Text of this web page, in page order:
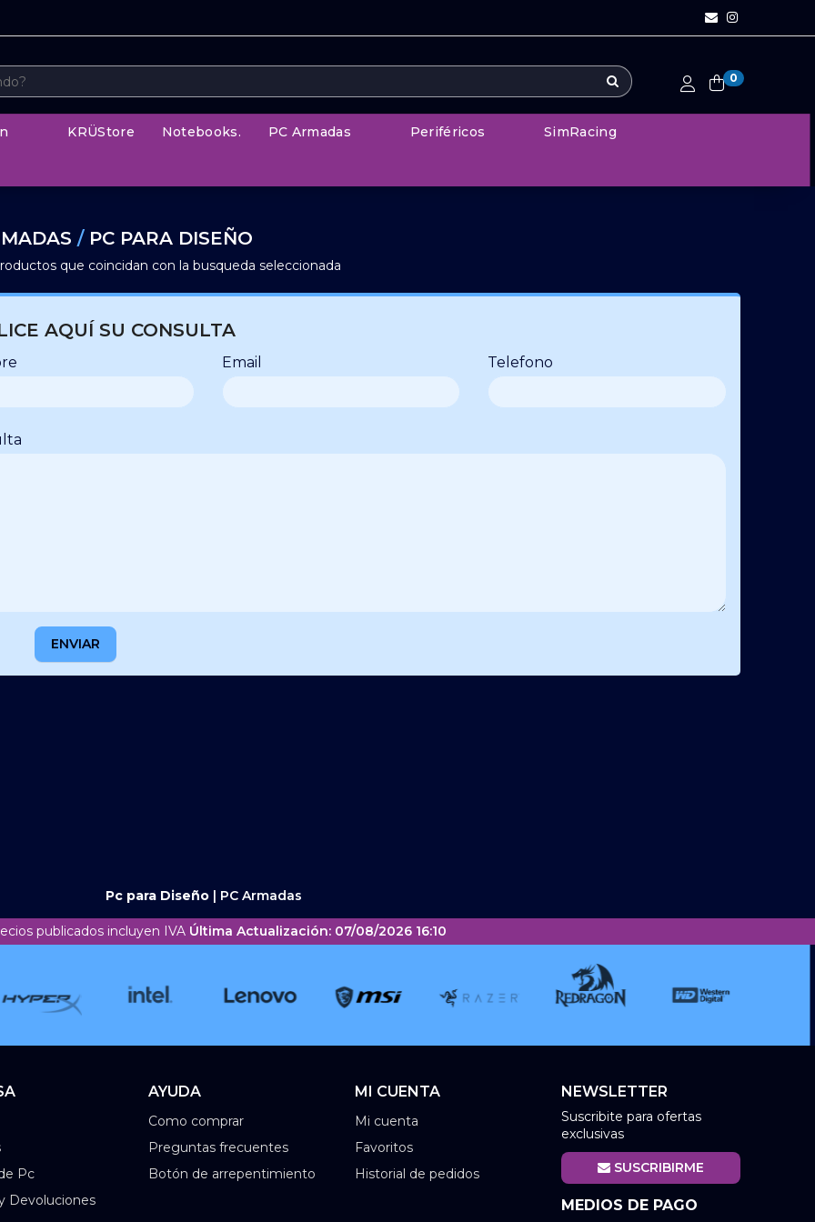
0
KRÜStore Notebooks. PC Armadas Periféricos SimRacing
/ PC PARA DISEÑO
que coincidan con la busqueda seleccionada
AQUÍ SU CONSULTA
Email Telefono
ENVIAR
Pc para Diseño | PC Armadas
publicados incluyen IVA Última Actualización: 07/08/2026 16:10
Pc
Devoluciones
AYUDA
Como comprar
Preguntas frecuentes
Botón de arrepentimiento
MI CUENTA
Mi cuenta
Favoritos
Historial de pedidos
NEWSLETTER
Suscribite para ofertas
exclusivas
SUSCRIBIRME
MEDIOS DE PAGO